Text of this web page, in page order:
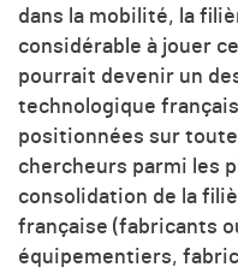
dans la mobilité, la
considérable à jouer
pourrait devenir un
technologique
positionnées sur
chercheurs parmi les
consolidation de la
française (fabricants
équipementiers,